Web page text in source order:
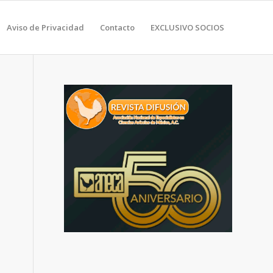
Aviso de Privacidad Contacto EXCLUSIVO SOCIOS